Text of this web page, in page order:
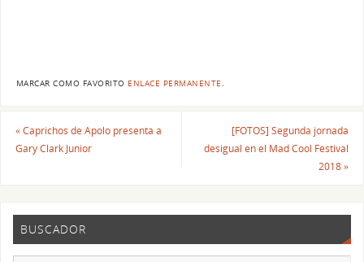
MARCAR COMO FAVORITO ENLACE PERMANENTE
«Caprichos de Apolo presenta a
Gary Clark Junior
[FOTOS] Segunda jornada
desigual en el Mad Cool Festival
2018»
BUSCADOR